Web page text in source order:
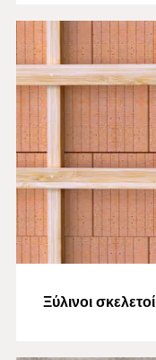
Ξύλινοι σκελετοί